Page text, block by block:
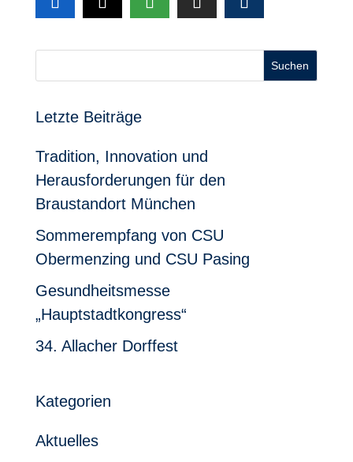
Suchen
Letzte Beiträge
Tradition, Innovation und
Herausforderungen für den
Braustandort München
Sommerempfang von CSU
Obermenzing und CSU Pasing
Gesundheitsmesse
„Hauptstadtkongress“
34. Allacher Dorffest
Kategorien
Aktuelles